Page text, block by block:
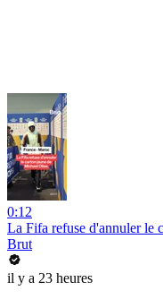
0:12
La Fifa refuse d'annuler le
Brut
il y a 23 heures